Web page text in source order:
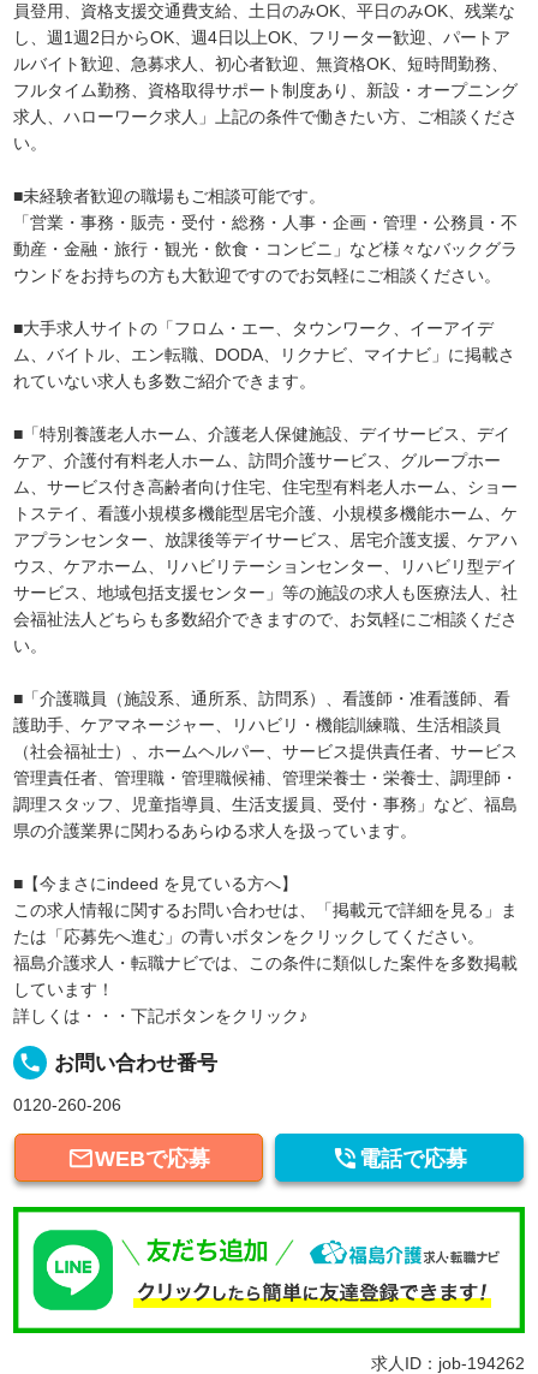
員登用、資格支援交通費支給、土日のみOK、平日のみOK、残業な
し、週1週2日からOK、週4日以上OK、フリーター歓迎、パートア
ルバイト歓迎、急募求人、初心者歓迎、無資格OK、短時間勤務、
フルタイム勤務、資格取得サポート制度あり、新設・オープニング
求人、ハローワーク求人」上記の条件で働きたい方、ご相談くださ
い。
■未経験者歓迎の職場もご相談可能です。
「営業・事務・販売・受付・総務・人事・企画・管理・公務員・不
動産・金融・旅行・観光・飲食・コンビニ」など様々なバックグラ
ウンドをお持ちの方も大歓迎ですのでお気軽にご相談ください。
■大手求人サイトの「フロム・エー、タウンワーク、イーアイデ
ム、バイトル、エン転職、DODA、リクナビ、マイナビ」に掲載さ
れていない求人も多数ご紹介できます。
■「特別養護老人ホーム、介護老人保健施設、デイサービス、デイ
ケア、介護付有料老人ホーム、訪問介護サービス、グループホー
ム、サービス付き高齢者向け住宅、住宅型有料老人ホーム、ショー
トステイ、看護小規模多機能型居宅介護、小規模多機能ホーム、ケ
アプランセンター、放課後等デイサービス、居宅介護支援、ケアハ
ウス、ケアホーム、リハビリテーションセンター、リハビリ型デイ
サービス、地域包括支援センター」等の施設の求人も医療法人、社
会福祉法人どちらも多数紹介できますので、お気軽にご相談くださ
い。
■「介護職員（施設系、通所系、訪問系）、看護師・准看護師、看
護助手、ケアマネージャー、リハビリ・機能訓練職、生活相談員
（社会福祉士）、ホームヘルパー、サービス提供責任者、サービス
管理責任者、管理職・管理職候補、管理栄養士・栄養士、調理師・
調理スタッフ、児童指導員、生活支援員、受付・事務」など、福島
県の介護業界に関わるあらゆる求人を扱っています。
■【今まさにindeed を見ている方へ】
この求人情報に関するお問い合わせは、「掲載元で詳細を見る」ま
たは「応募先へ進む」の青いボタンをクリックしてください。
福島介護求人・転職ナビでは、この条件に類似した案件を多数掲載
しています！
詳しくは・・・下記ボタンをクリック♪
local_phone お問い合わせ番号
0120-260-206
WEBで応募  電話で応募
求人ID：job-194262